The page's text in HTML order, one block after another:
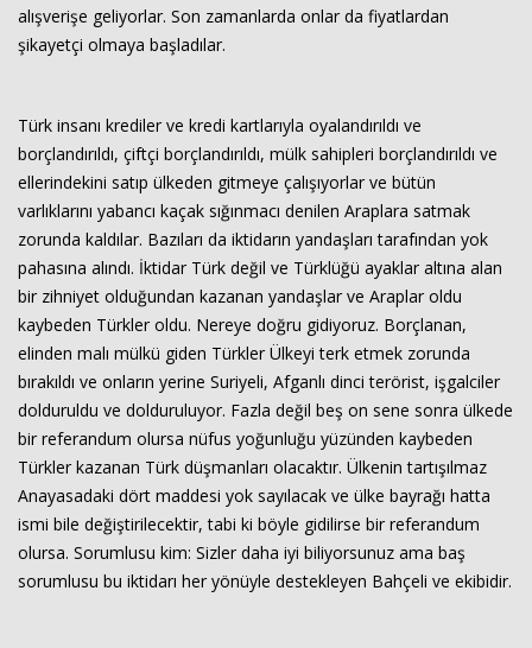
alışverişe geliyorlar. Son zamanlarda onlar da fiyatlardan
şikayetçi olmaya başladılar.
Türk insanı krediler ve kredi kartlarıyla oyalandırıldı ve
borçlandırıldı, çiftçi borçlandırıldı, mülk sahipleri borçlandırıldı ve
ellerindekini satıp ülkeden gitmeye çalışıyorlar ve bütün
varlıklarını yabancı kaçak sığınmacı denilen Araplara satmak
zorunda kaldılar. Bazıları da iktidarın yandaşları tarafından yok
pahasına alındı. İktidar Türk değil ve Türklüğü ayaklar altına alan
bir zihniyet olduğundan kazanan yandaşlar ve Araplar oldu
kaybeden Türkler oldu. Nereye doğru gidiyoruz. Borçlanan,
elinden malı mülkü giden Türkler Ülkeyi terk etmek zorunda
bırakıldı ve onların yerine Suriyeli, Afganlı dinci terörist, işgalciler
dolduruldu ve dolduruluyor. Fazla değil beş on sene sonra ülkede
bir referandum olursa nüfus yoğunluğu yüzünden kaybeden
Türkler kazanan Türk düşmanları olacaktır. Ülkenin tartışılmaz
Anayasadaki dört maddesi yok sayılacak ve ülke bayrağı hatta
ismi bile değiştirilecektir, tabi ki böyle gidilirse bir referandum
olursa. Sorumlusu kim: Sizler daha iyi biliyorsunuz ama baş
sorumlusu bu iktidarı her yönüyle destekleyen Bahçeli ve ekibidir.